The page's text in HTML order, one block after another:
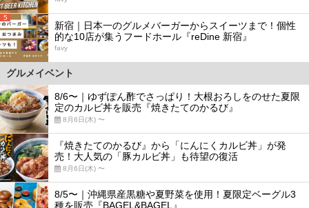
5
新宿｜日本一のグルメバーガーからスイーツまで！個性
的な10店が集うフードホール『reDine 新宿』
favy
グルメイベント
8/6〜｜ゆずぽん酢でさっぱり！大根おろしをのせた夏限
定のカルビ丼を販売『焼きたてのかるび』
8月6日(木) 〜
『焼きたてのかるび』から「にんにくカルビ丼」が発
売！大人気の「豚カルビ丼」も待望の復活
8月6日(木) 〜
8/5〜｜沖縄県産黒糖や夏野菜を使用！夏限定ベーグル3
種を販売『BAGEL&BAGEL』